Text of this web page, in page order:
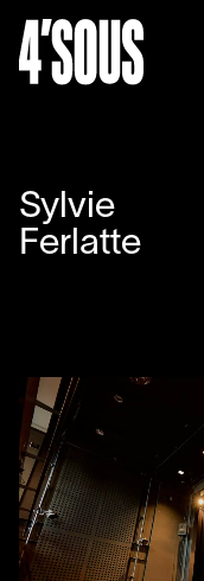
Sylvie
Ferlatte